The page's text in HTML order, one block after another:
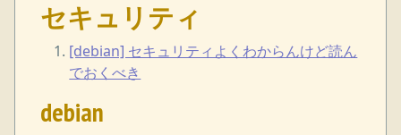
セキュリティ
[debian] セキュリティよくわからんけど読ん
でおくべき
debian